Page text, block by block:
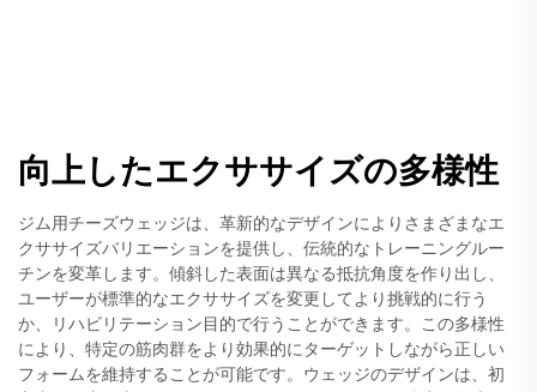
向上したエクササイズの多様性
ジム用チーズウェッジは、革新的なデザインによりさまざまなエ
クササイズバリエーションを提供し、伝統的なトレーニングルー
チンを変革します。傾斜した表面は異なる抵抗角度を作り出し、
ユーザーが標準的なエクササイズを変更してより挑戦的に行う
か、リハビリテーション目的で行うことができます。この多様性
により、特定の筋肉群をより効果的にターゲットしながら正しい
フォームを維持することが可能です。ウェッジのデザインは、初